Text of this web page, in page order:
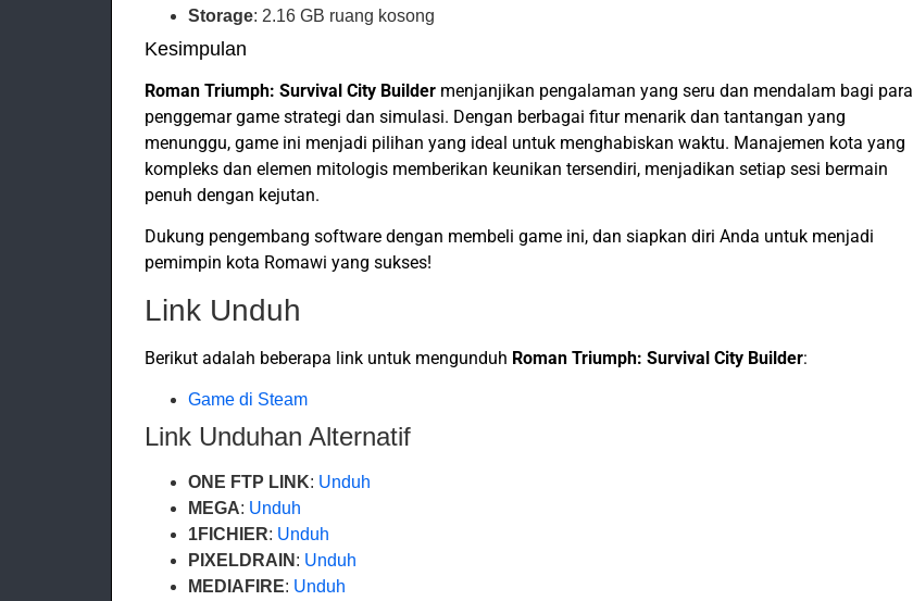
Storage: 2.16 GB ruang kosong
Kesimpulan
Roman Triumph: Survival City Builder menjanjikan pengalaman yang seru dan mendalam bagi para
penggemar game strategi dan simulasi. Dengan berbagai fitur menarik dan tantangan yang
menunggu, game ini menjadi pilihan yang ideal untuk menghabiskan waktu. Manajemen kota yang
kompleks dan elemen mitologis memberikan keunikan tersendiri, menjadikan setiap sesi bermain
penuh dengan kejutan.
Dukung pengembang software dengan membeli game ini, dan siapkan diri Anda untuk menjadi
pemimpin kota Romawi yang sukses!
Link Unduh
Berikut adalah beberapa link untuk mengunduh Roman Triumph: Survival City Builder:
Game di Steam
Link Unduhan Alternatif
ONE FTP LINK: Unduh
MEGA: Unduh
1FICHIER: Unduh
PIXELDRAIN : Unduh
MEDIAFIRE: Unduh